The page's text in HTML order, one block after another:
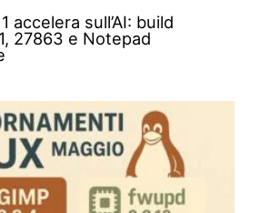
accelera sull’AI: build
27863 e Notepad